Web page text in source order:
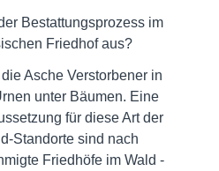
Bestattungsprozess im
Friedhof aus?
Asche Verstorbener in
unter Bäumen. Eine
für diese Art der
Standorte sind nach
Friedhöfe im Wald -